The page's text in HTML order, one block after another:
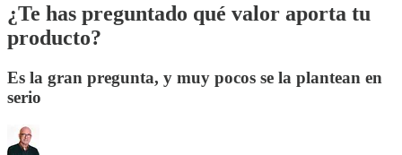
¿Te has preguntado qué valor aporta tu
producto?
Es la gran pregunta, y muy pocos se la plantean en
serio